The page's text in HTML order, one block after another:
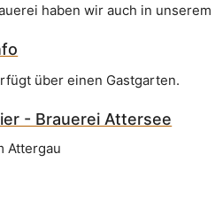
haben wir auch in unserem
über einen Gastgarten.
- Brauerei Attersee
Attergau